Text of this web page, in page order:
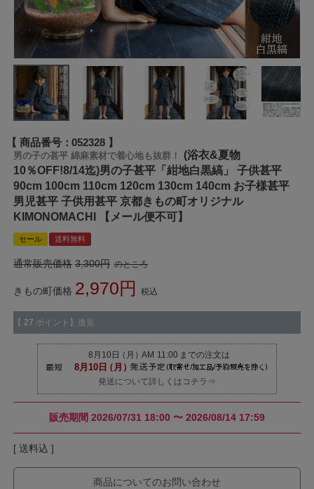
商品番号 052328
男の子の甚平 綿麻素材で着心地も抜群！
(浴衣&夏物
10％OFF!8/14迄)男の子甚平「紺地白黒縞」 子供甚平
90cm 100cm 110cm 120cm 130cm 140cm お子様甚平
男児甚平 子供用甚平 京都きもの町オリジナル
KIMONOMACHI 【メール便不可】
セール 送料無料
通常販売価格 3,300 のところ
きもの町価格 2,970 税込
【 27 ポイント】進呈
発送について詳しくはコチラ⇒
販売期間 2026/07/31 18:00 〜 2026/08/14 17:59
送料込
商品についてのお問い合わせ